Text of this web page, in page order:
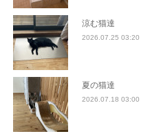
涼む猫達
2026.07.25 03:20
夏の猫達
2026.07.18 03:00